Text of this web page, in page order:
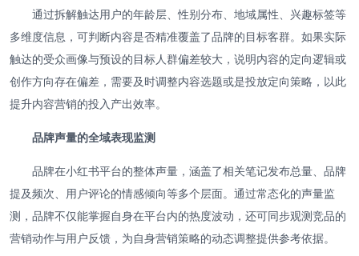
通过拆解触达用户的年龄层、性别分布、地域属性、兴趣标签等
多维度信息，可判断内容是否精准覆盖了品牌的目标客群。如果实际
触达的受众画像与预设的目标人群偏差较大，说明内容的定向逻辑或
创作方向存在偏差，需要及时调整内容选题或是投放定向策略，以此
提升内容营销的投入产出效率。
品牌声量的全域表现监测
品牌在小红书平台的整体声量，涵盖了相关笔记发布总量、品牌
提及频次、用户评论的情感倾向等多个层面。通过常态化的声量监
测，品牌不仅能掌握自身在平台内的热度波动，还可同步观测竞品的
营销动作与用户反馈，为自身营销策略的动态调整提供参考依据。